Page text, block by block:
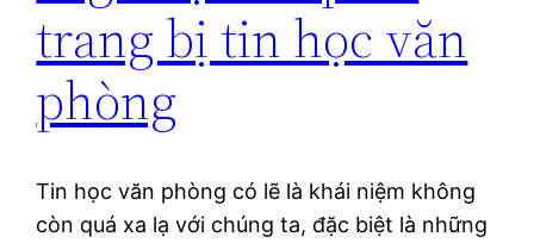
trang bị tin học văn
phòng
Tin học văn phòng có lẽ là khái niệm không
còn quá xa lạ với chúng ta, đặc biệt là những